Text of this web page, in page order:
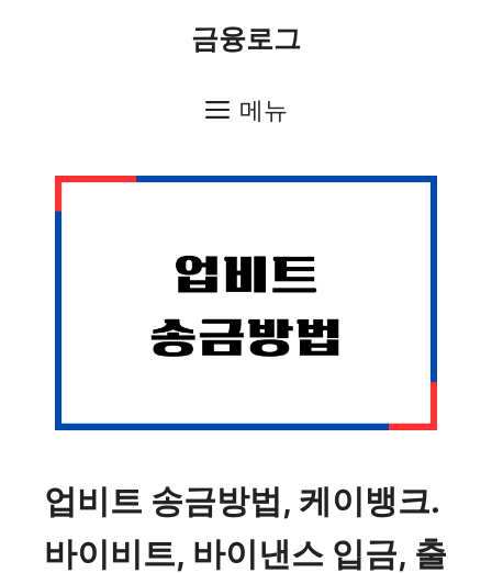
금융로그
메뉴
업비트 송금방법, 케이뱅크.
바이비트, 바이낸스 입금, 출